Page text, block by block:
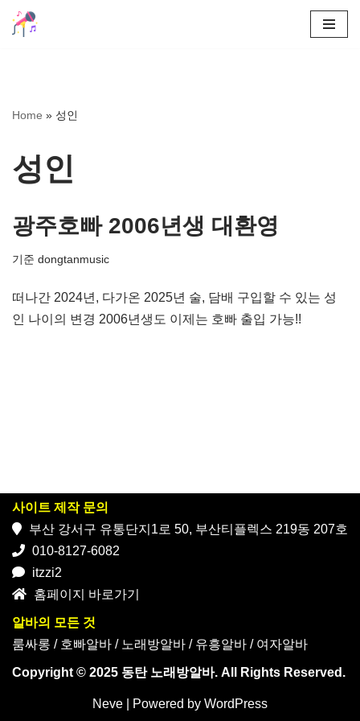
로
너
뛰
Home » 성인
성인
광주호빠 2006년생 대환영
기준 dongtanmusic
떠나간 2024년, 다가온 2025년 술, 담배 구입할 수 있는 성
인 나이의 변경 2006년생도 이제는 호빠 출입 가능!!
사이트 제작 문의
부산 강서구 유통단지1로 50, 부산티플렉스 219동 207호
010-8127-6082
itzzi2
홈페이지 바로가기
알바의 모든 것
룸싸롱 / 호빠알바 / 노래방알바 / 유흥알바 / 여자알바
Copyright © 2025 동탄 노래방알바. All Rights Reserved.
Neve | Powered by WordPress